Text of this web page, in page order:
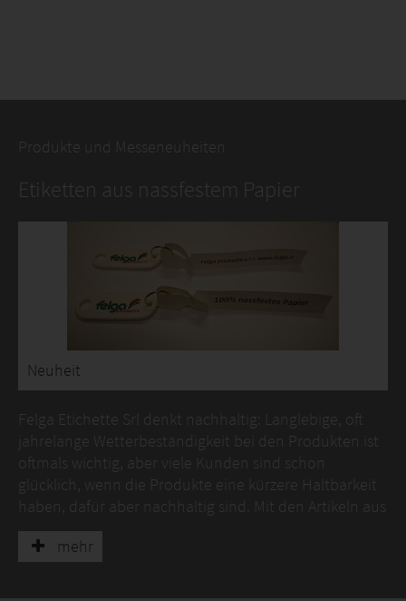
Produkte und Messeneuheiten
Etiketten aus nassfestem Papier
Neuheit
Felga Etichette Srl denkt nachhaltig: Langlebige, oft
jahrelange Wetterbeständigkeit bei den Produkten ist
oftmals wichtig, aber viele Kunden sind schon
glücklich, wenn die Produkte eine kürzere Haltbarkeit
haben, dafür aber nachhaltig sind. Mit den Artikeln aus
dem nassfesten Papier „Fortidudo“ in verschiedenen
Stärken bietet Felga diesen Kunden eine Alternative.
mehr